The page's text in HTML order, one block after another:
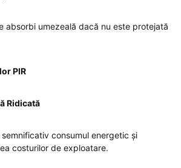
absorbi umezeală dacă nu este protejată
PIR
Ridicată
semnificativ consumul energetic și
costurilor de exploatare.